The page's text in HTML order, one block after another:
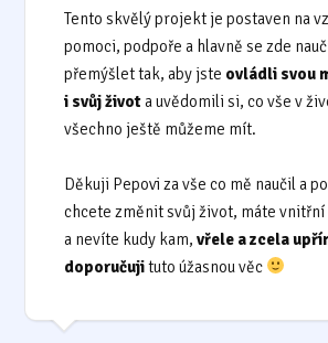
Tento skvělý projekt je postaven na
pomoci, podpoře a hlavně se zde
přemýšlet tak, aby jste ovládli svou
i svůj života uvědomili si, co vše v
všechno ještě můžeme mít.
Děkuji Pepovi za vše co mě naučil a
chcete změnit svůj život, máte
a nevíte kudy kam,vřele a zcela
doporučujituto úžasnou věc